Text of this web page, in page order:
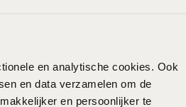
en analytische cookies. Ook
en data verzamelen om de
en persoonlijker te
jou